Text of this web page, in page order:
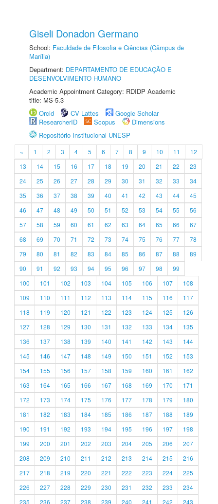
Giseli Donadon Germano
School: Faculdade de Filosofia e Ciências (Câmpus de
Marília)
Department: DEPARTAMENTO DE EDUCAÇÃO E
DESENVOLVIMENTO HUMANO
Academic Appointment Category: RDIDP Academic
title: MS-5.3
Orcid
CV Lattes
Google Scholar
ResearcherID
Scopus
Dimensions
Repositório Institucional UNESP
« 1 2 3 4 5 6 7 8 9 10 11
12
13
14 15 16 17 18 19 20 21 22
23
24
25 26 27 28 29 30 31 32 33
34
35
36 37 38 39 40 41 42 43 44
45
46
47 48 49 50 51 52 53 54 55
56
57
58 59 60 61 62 63 64 65 66
67
68
69 70 71 72 73 74 75 76 77
78
79
80 81 82 83 84 85 86 87 88
89
90
91 92 93 94 95 96 97 98
99
100
101 102 103 104 105 106 107
108
109
110 111 112 113 114 115 116
117
118
119 120 121 122 123 124 125
126
127
128 129 130 131 132 133 134
135
136
137 138 139 140 141 142 143
144
145
146 147 148 149 150 151 152
153
154
155 156 157 158 159 160 161
162
163
164 165 166 167 168 169 170
171
172
173 174 175 176 177 178 179
180
181
182 183 184 185 186 187 188
189
190
191 192 193 194 195 196 197
198
199
200 201 202 203 204 205 206
207
208
209 210 211 212 213 214 215
216
217
218 219 220 221 222 223 224
225
226
227 228 229 230 231 232 233
234
235
236 237 238 239 240 241 242 243